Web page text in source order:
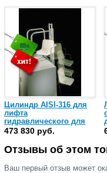
Цилиндр AISI-316 для
лифта
гидравлического для
людей с
ограниченными
возможностями Astral
(28621)
473 830 руб.
Отзывы об этом
Ваш первый отзыв может